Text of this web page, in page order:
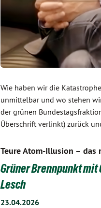
Wie haben wir die
unmittelbar und wo stehen
der grünen
Überschrift verlinkt) zurück
Teure Atom-Illusion –
Grüner Brennpunkt mit
Lesch
23.04.2026